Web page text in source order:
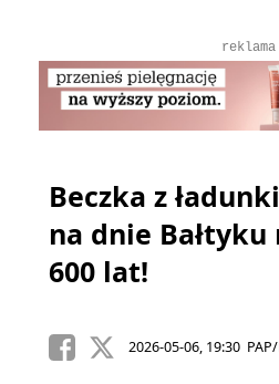
reklama
Beczka z
na dnie
600 lat!
2026-05-06, 19:30